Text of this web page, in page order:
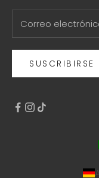
SUSCRIBIRSE